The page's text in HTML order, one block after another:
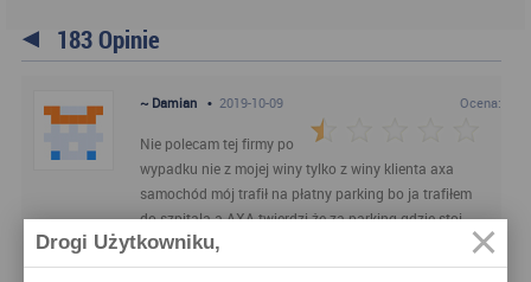
183 Opinie
~ Damian • 2019-10-09 Ocena:
Nie polecam tej firmy po
wypadku nie z mojej winy tylko z winy klienta axa
samochód mój trafił na płatny parking bo ja trafiłem
do szpitala a AXA twierdzi że za parking gdzie stoi
wrak mam zapłacić ze swojej kieszeni bo oni nie
uznają mi faktury którą wystawił mi warsztat gdzie
Drogi Użytkowniku,